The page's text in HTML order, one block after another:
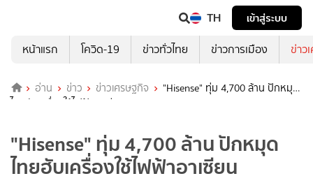
TH
เข้าสู่ระบบ
หน้าแรก
โควิด-19 ข่าวทั่วไทย ข่าวการเมือง ข่าว
อ่าน ข่าว ข่าวเศรษฐกิจ
"Hisense" ทุ่ม 4,700 ล้าน ปักหมุด
ไทยฮับเครื่องใช้ไฟฟ้าอาเซียน
"Hisense" ทุ่ม 4,700 ล้าน ปักหมุด
ไทยฮับเครื่องใช้ไฟฟ้าอาเซียน